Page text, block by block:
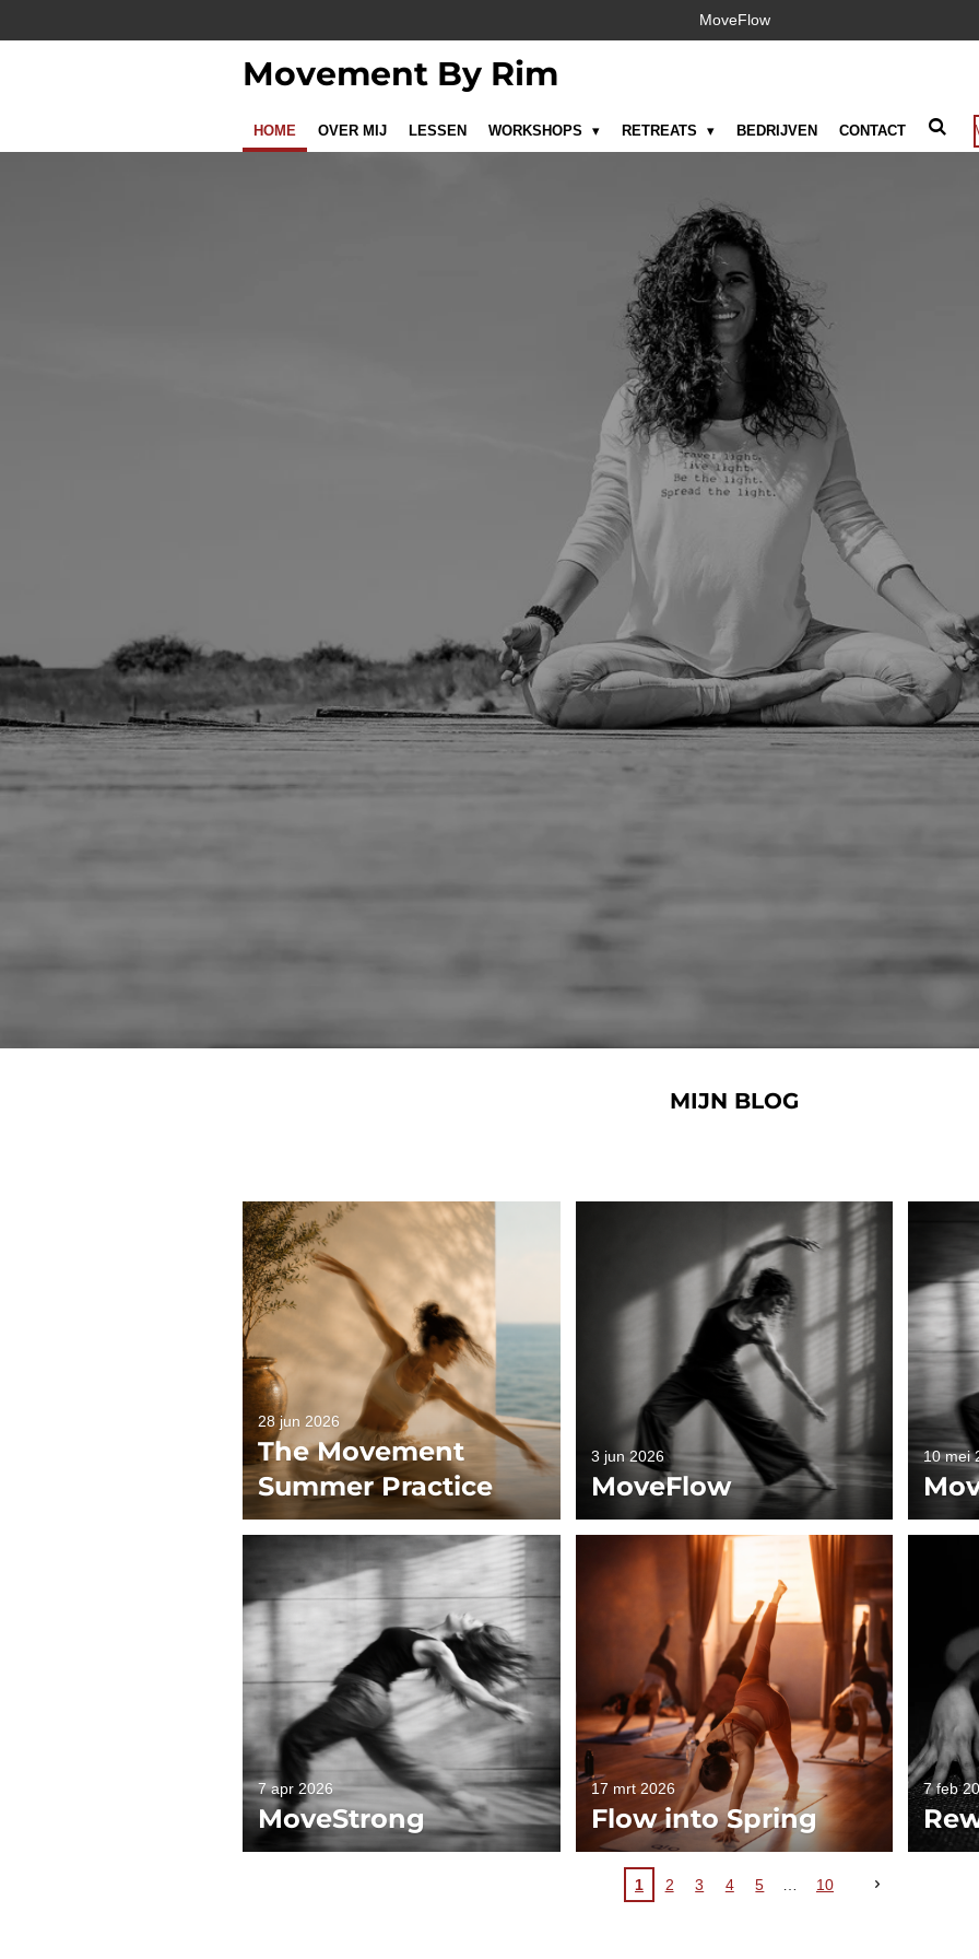
MoveFlow
Movement By Rim
HOME OVER MIJ LESSEN WORKSHOPS RETREATS BEDRIJVEN CONTACT
MIJN BLOG
The Movement
Summer Practice
28 jun 2026
MoveFlow
3 jun 2026 10 mei
MoveStrong
7 apr 2026
Flow into Spring
17 mrt 2026 7 feb
1 2 3 4 5 10